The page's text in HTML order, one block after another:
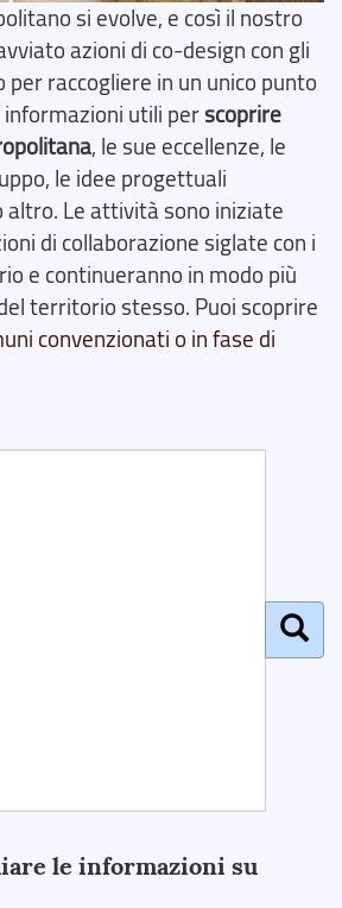
si evolve, e così il nostro
azioni di co-design con gli
raccogliere in un unico punto
utili perscoprire
, le sue eccellenze, le
le idee progettuali
Le attività sono iniziate
di collaborazione siglate con i
e continueranno in modo più
territorio stesso. Puoi scoprire
convenzionati o in fase di
le informazioni su